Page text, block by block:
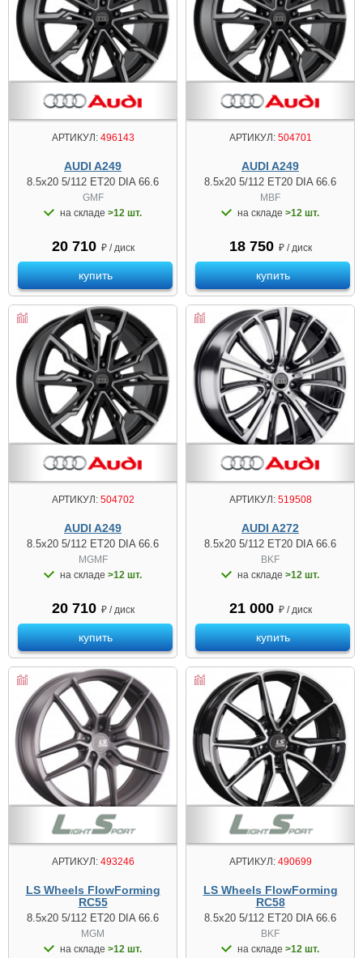
АРТИКУЛ:496143
AUDI A249
8.5x20 5/112 ET20 DIA 66.6
GMF
на складе >12 шт.
20 710 ₽ / диск
купить
АРТИКУЛ:504701
AUDI A249
8.5x20 5/112 ET20 DIA 66.6
MBF
на складе >12 шт.
18 750 ₽ / диск
купить
АРТИКУЛ:504702
AUDI A249
8.5x20 5/112 ET20 DIA 66.6
MGMF
на складе >12 шт.
20 710 ₽ / диск
купить
АРТИКУЛ:519508
AUDI A272
8.5x20 5/112 ET20 DIA 66.6
BKF
на складе >12 шт.
21 000 ₽ / диск
купить
АРТИКУЛ:493246
LS Wheels FlowForming
RC55
8.5x20 5/112 ET20 DIA 66.6
MGM
на складе >12 шт.
АРТИКУЛ:490699
LS Wheels FlowForming
RC58
8.5x20 5/112 ET20 DIA 66.6
BKF
на складе >12 шт.